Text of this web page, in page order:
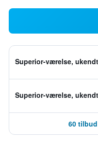
Superior-værelse,
Superior-værelse,
60 tilbud